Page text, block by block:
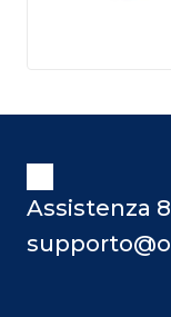
Assistenza